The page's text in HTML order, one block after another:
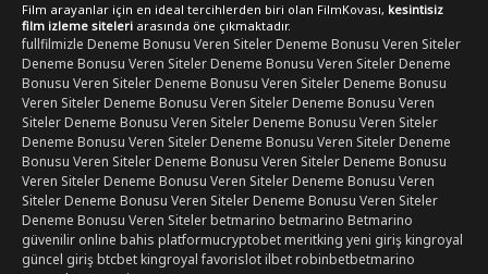
Film arayanlar için en ideal tercihlerden biri olan FilmKovası, kesintisiz
film izleme siteleri arasında öne çıkmaktadır.
fullfilmizle Deneme Bonusu Veren SitelerDeneme Bonusu Veren Siteler
Deneme Bonusu Veren SitelerDeneme Bonusu Veren SitelerDeneme
Bonusu Veren SitelerDeneme Bonusu Veren SitelerDeneme Bonusu
Veren SitelerDeneme Bonusu Veren SitelerDeneme Bonusu Veren
SitelerDeneme Bonusu Veren SitelerDeneme Bonusu Veren Siteler
Deneme Bonusu Veren SitelerDeneme Bonusu Veren SitelerDeneme
Bonusu Veren SitelerDeneme Bonusu Veren SitelerDeneme Bonusu
Veren SitelerDeneme Bonusu Veren SitelerDeneme Bonusu Veren
SitelerDeneme Bonusu Veren SitelerDeneme Bonusu Veren Siteler
Deneme Bonusu Veren Sitelerbetmarino betmarino Betmarino
güvenilir online bahis platformucryptobetmeritking yeni girişkingroyal
güncel girişbtcbetkingroyal favorislotilbetrobinbetbetmarino